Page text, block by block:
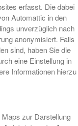
erfasst. Die dabei
Automattic in den
unverzüglich nach
anonymisiert. Falls
sind, haben Sie die
eine Einstellung in
Informationen hierzu
zur Darstellung